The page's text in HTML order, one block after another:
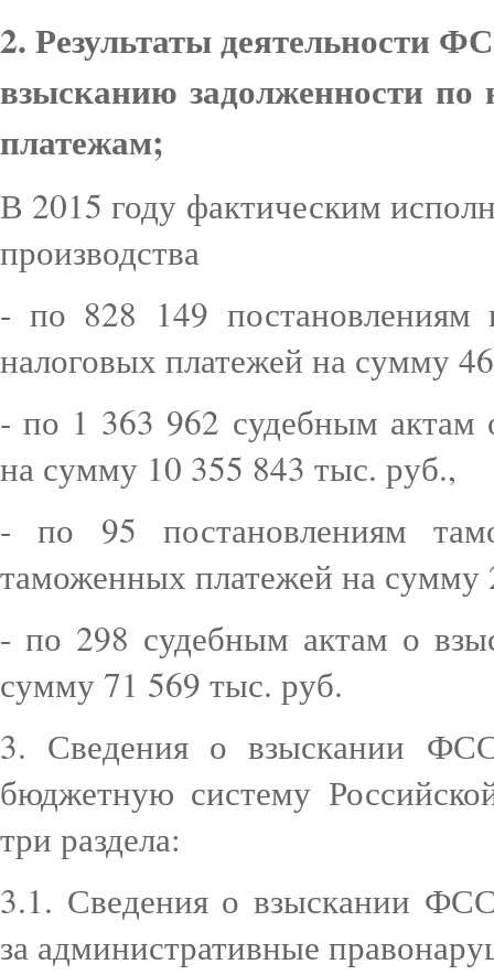
2. Результаты деятельности
взысканию задолженности
платежам;
В 2015 году фактическим
производства
- по 828 149 постановлениям
налоговых платежей на сумму
- по 1 363 962 судебным актам
на сумму 10 355 843 тыс. руб.,
- по 95 постановлениям
таможенных платежей на сумму
- по 298 судебным актам о
сумму 71 569 тыс. руб.
3. Сведения о взыскании
бюджетную систему
три раздела:
3.1. Сведения о взыскании
за административные